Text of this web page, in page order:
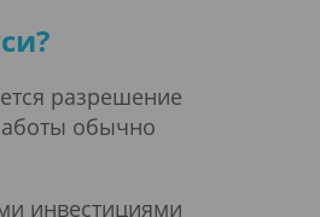
разрешение
обычно
инвестициями